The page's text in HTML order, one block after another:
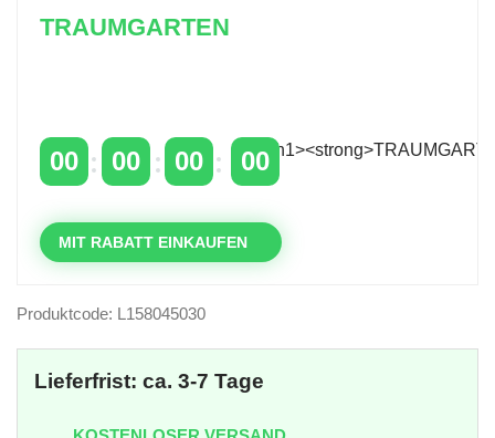
TRAUMGARTEN
00 00 00 00
MIT RABATT EINKAUFEN
Produktcode: L158045030
Lieferfrist: ca. 3-7 Tage